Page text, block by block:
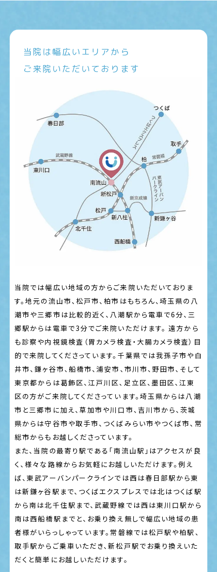
当院は幅広いエリアから
ご来院いただいております
当院では幅広い地域の方からご来院いただいておりま
す。地元の流山市、松戸市、柏市はもちろん、埼玉県の八
潮市や三郷市は比較的近く、八潮駅から電車で6分、三
郷駅からは電車で3分でご来院いただけます。 遠方から
も診察や内視鏡検査（胃カメラ検査・大腸カメラ検査）目
的で来院してくださっています。千葉県では我孫子市や白
井市、鎌ヶ谷市、船橋市、浦安市、市川市、野田市、そして
東京都からは葛飾区、江戸川区、足立区、墨田区、江東
区の方がご来院してくださっています。埼玉県からは八潮
市と三郷市に加え、草加市や川口市、吉川市から、茨城
県からは守谷市や取手市、つくばみらい市やつくば市、常
総市からもお越しくださっています。
また、当院の最寄り駅である「南流山駅」はアクセスが良
く、様々な路線からお気軽にお越しいただけます。例え
ば、東武アーバンパークラインでは西は春日部駅から東
は新鎌ヶ谷駅まで、つくばエクスプレスでは北はつくば駅
から南は北千住駅まで、武蔵野線では西は東川口駅から
南は西船橋駅までと、お乗り換え無しで幅広い地域の患
者様がいらっしゃっています。常磐線では松戸駅や柏駅、
取手駅からご乗車いただき、新松戸駅でお乗り換えいた
だくと簡単にお越しいただけます。